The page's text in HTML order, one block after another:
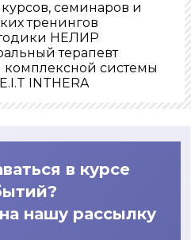
семинаров и
тренингов
НЕЛИР
терапевт
комплексной системы
INTHERA
в курсе
нашу рассылку